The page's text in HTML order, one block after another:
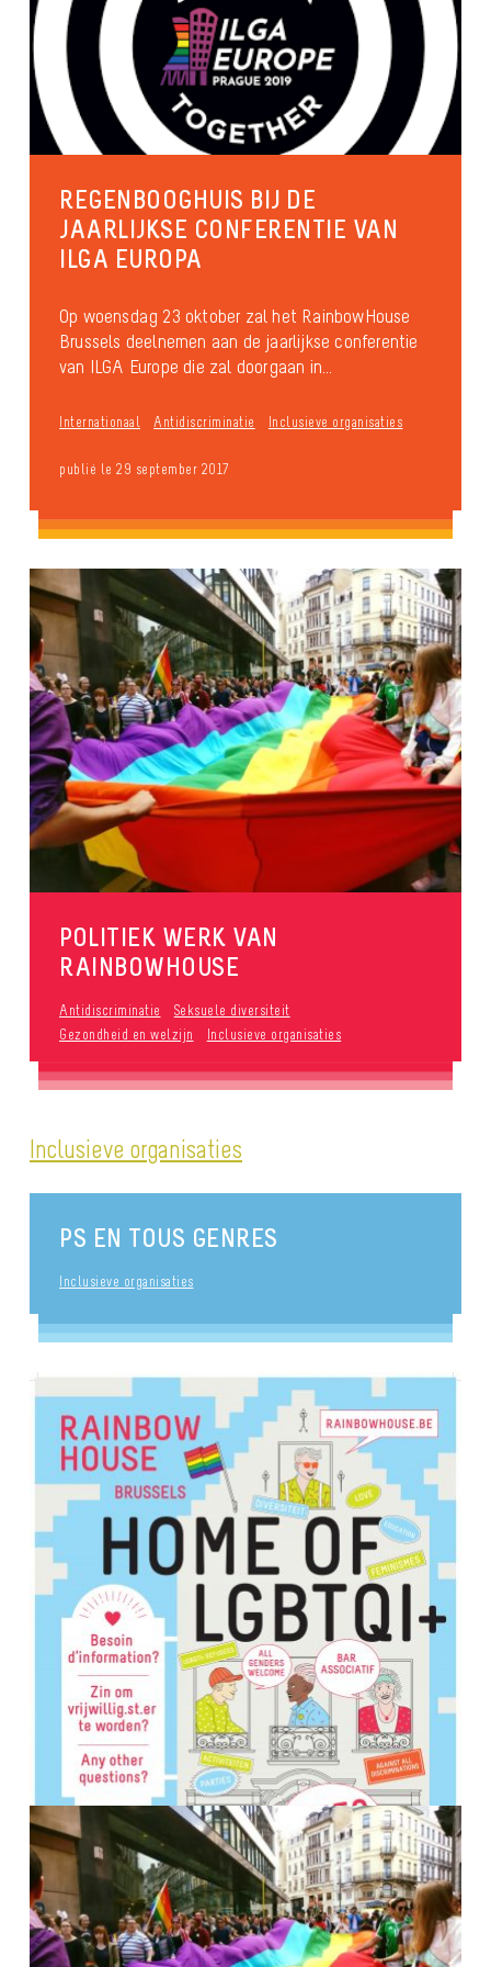
REGENBOOGHUIS BIJ DE
JAARLIJKSE CONFERENTIE VAN
ILGA EUROPA
Op woensdag 23 oktober zal het RainbowHouse
Brussels deelnemen aan de jaarlijkse conferentie
van ILGA Europe die zal doorgaan in...
Internationaal Antidiscriminatie Inclusieve organisaties
publié le 29 september 2017
POLITIEK WERK VAN
RAINBOWHOUSE
Antidiscriminatie
Seksuele diversiteit
Gezondheid en welzijn
Inclusieve organisaties
Inclusieve organisaties
PS EN TOUS GENRES
Inclusieve organisaties